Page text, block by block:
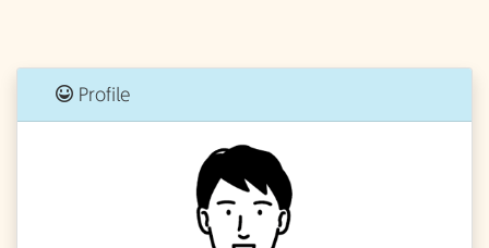
Profile